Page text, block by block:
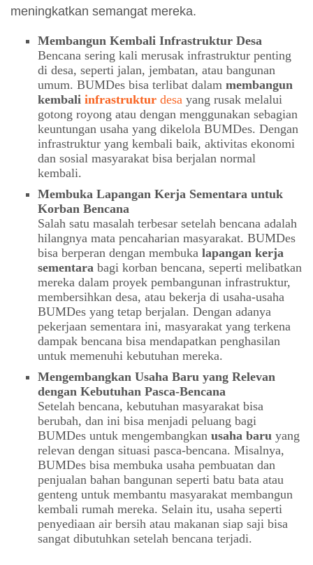
meningkatkan semangat mereka.
Membangun Kembali Infrastruktur Desa
Bencana sering kali merusak infrastruktur penting
di desa, seperti jalan, jembatan, atau bangunan
umum. BUMDes bisa terlibat dalam membangun
kembali infrastrukturdesa yang rusak melalui
gotong royong atau dengan menggunakan sebagian
keuntungan usaha yang dikelola BUMDes. Dengan
infrastruktur yang kembali baik, aktivitas ekonomi
dan sosial masyarakat bisa berjalan normal
kembali.
Membuka Lapangan Kerja Sementara untuk
Korban Bencana
Salah satu masalah terbesar setelah bencana adalah
hilangnya mata pencaharian masyarakat. BUMDes
bisa berperan dengan membuka lapangan kerja
sementara bagi korban bencana, seperti melibatkan
mereka dalam proyek pembangunan infrastruktur,
membersihkan desa, atau bekerja di usaha-usaha
BUMDes yang tetap berjalan. Dengan adanya
pekerjaan sementara ini, masyarakat yang terkena
dampak bencana bisa mendapatkan penghasilan
untuk memenuhi kebutuhan mereka.
Mengembangkan Usaha Baru yang Relevan
dengan Kebutuhan Pasca-Bencana
Setelah bencana, kebutuhan masyarakat bisa
berubah, dan ini bisa menjadi peluang bagi
BUMDes untuk mengembangkan usaha baru yang
relevan dengan situasi pasca-bencana. Misalnya,
BUMDes bisa membuka usaha pembuatan dan
penjualan bahan bangunan seperti batu bata atau
genteng untuk membantu masyarakat membangun
kembali rumah mereka. Selain itu, usaha seperti
penyediaan air bersih atau makanan siap saji bisa
sangat dibutuhkan setelah bencana terjadi.